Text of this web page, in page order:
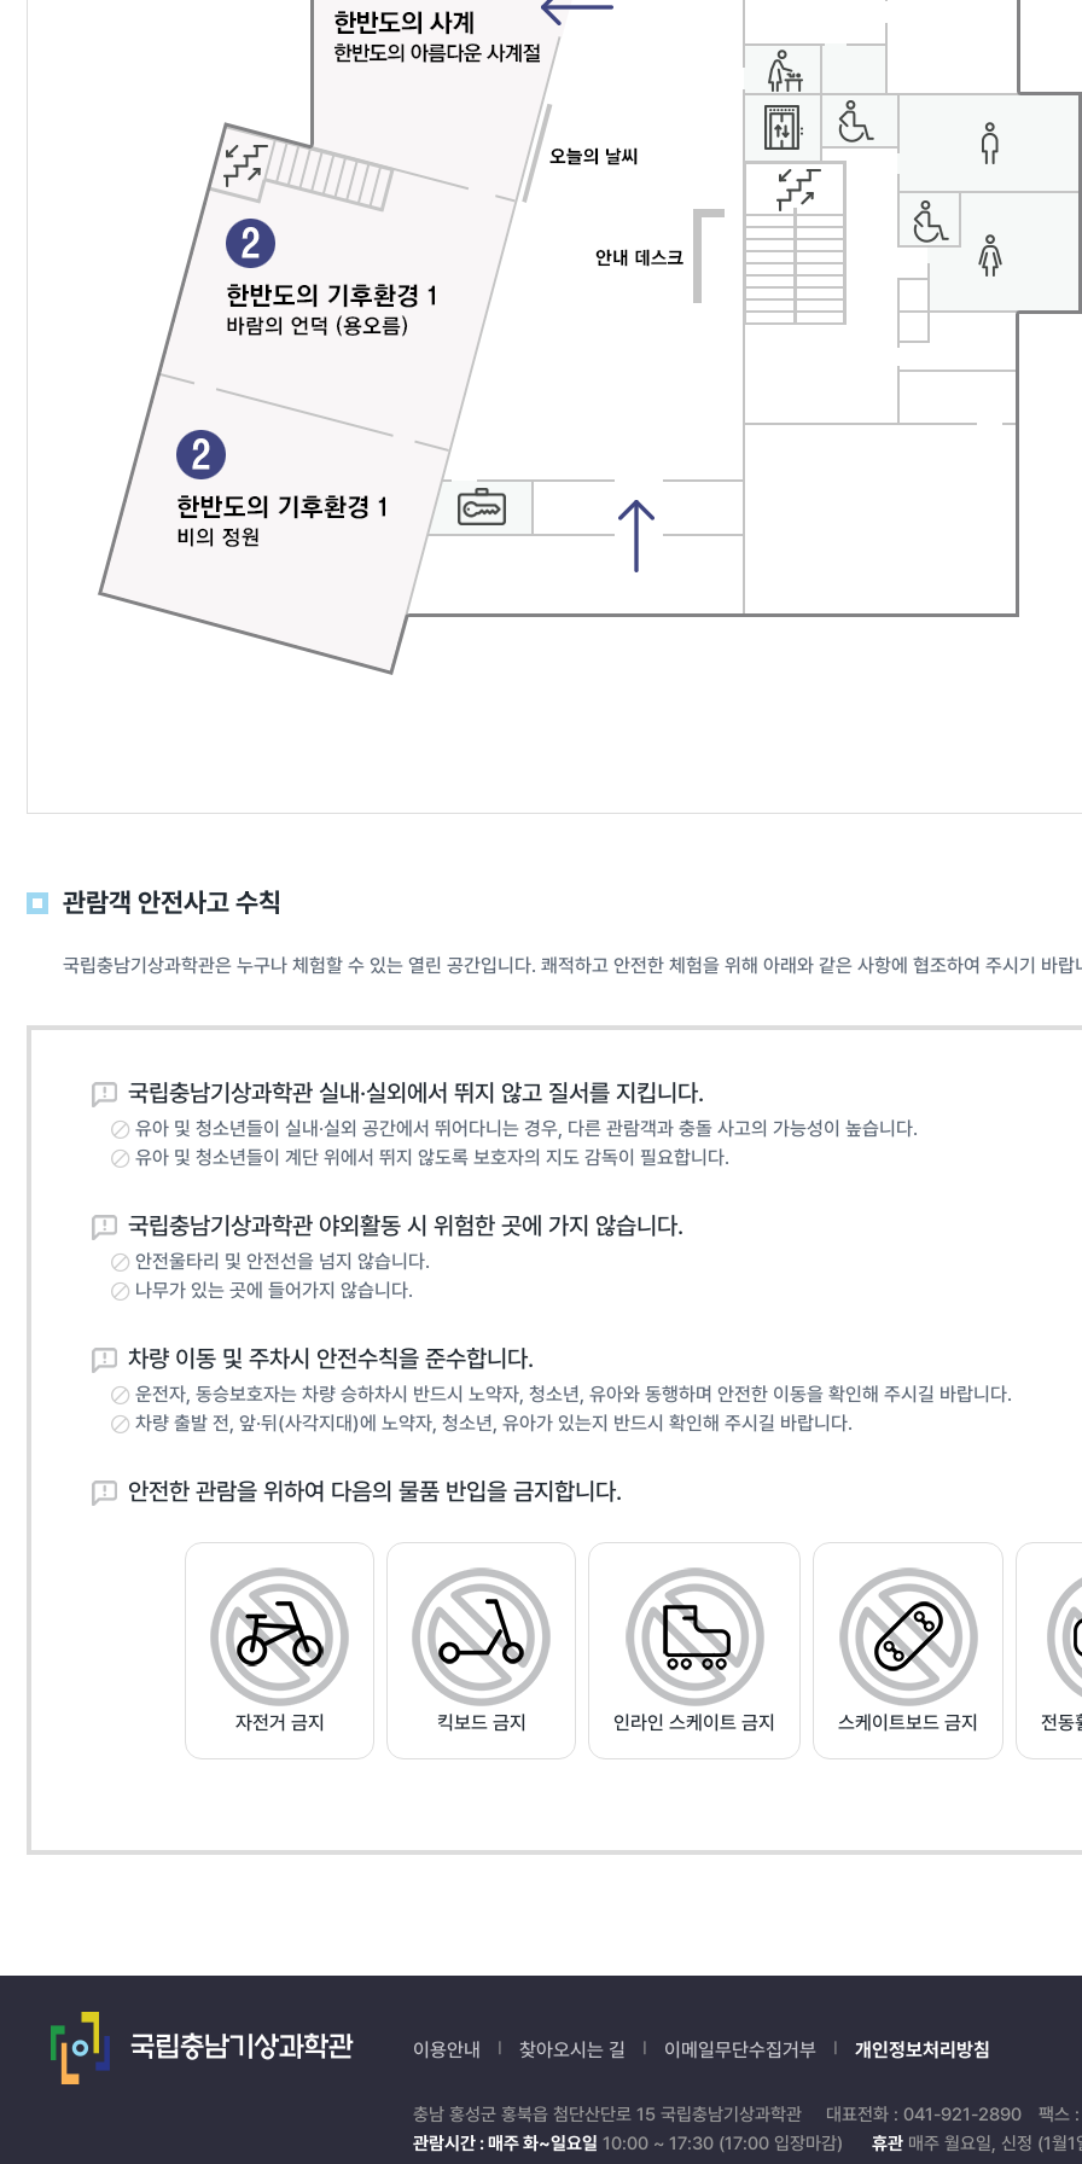
관람객 안전사고 수칙
국립충남기상과학관은 누구나 체험할 수 있는 열린 공간입니다. 쾌적하고 안전한 체험을 위해 아래와 같은 사항에 협조하여 주시기 바랍
국립충남기상과학관 실내·실외에서 뛰지 않고 질서를 지킵니다.
유아 및 청소년들이 실내·실외 공간에서 뛰어다니는 경우, 다른 관람객과 충돌 사고의 가능성이 높습니다.
유아 및 청소년들이 계단 위에서 뛰지 않도록 보호자의 지도 감독이 필요합니다.
국립충남기상과학관 야외활동 시 위험한 곳에 가지 않습니다.
안전울타리 및 안전선을 넘지 않습니다.
나무가 있는 곳에 들어가지 않습니다.
차량 이동 및 주차시 안전수칙을 준수합니다.
운전자, 동승보호자는 차량 승하차시 반드시 노약자, 청소년, 유아와 동행하며 안전한 이동을 확인해 주시길 바랍니다.
차량 출발 전, 앞·뒤(사각지대)에 노약자, 청소년, 유아가 있는지 반드시 확인해 주시길 바랍니다.
안전한 관람을 위하여 다음의 물품 반입을 금지합니다.
자전거 금지 킥보드 금지 인라인 스케이트 금지 스케이트보드 금지 전동
이용안내 찾아오시는 길 이메일무단수집거부 개인정보처리방침
충남 홍성군 홍북읍 첨단산단로 15 국립충남기상과학관 대표전화 : 041-921-2890
팩스
관람시간 : 매주 화~일요일 10:00 ~ 17:30 (17:00 입장마감) 휴관 매주 월요일, 신정 (1월1